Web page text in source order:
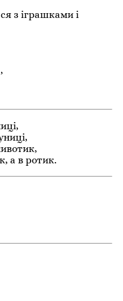
з іграшками і
а в ротик.